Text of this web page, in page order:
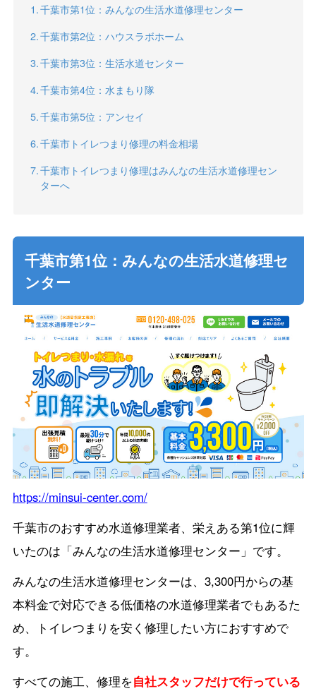
千葉市第1位：みんなの生活水道修理センター
千葉市第2位：ハウスラボホーム
千葉市第3位：生活水道センター
千葉市第4位：水まもり隊
千葉市第5位：アンセイ
千葉市トイレつまり修理の料金相場
千葉市トイレつまり修理はみんなの生活水道修理セン
ターへ
千葉市第1位：みんなの生活水道修理セ
ンター
https://minsui-center.com/
千葉市のおすすめ水道修理業者、栄えある第1位に輝
いたのは「みんなの生活水道修理センター」です。
みんなの生活水道修理センターは、3,300円からの基
本料金で対応できる低価格の水道修理業者でもあるた
め、トイレつまりを安く修理したい方におすすめで
す。
すべての施工、修理を自社スタッフだけで行っている